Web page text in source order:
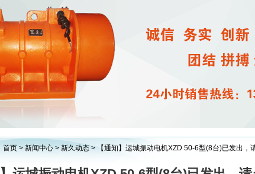
首页 > 新闻中心 > 新久动态 > 【通知】运城振动电机XZD 50-6型(8台)已发出，